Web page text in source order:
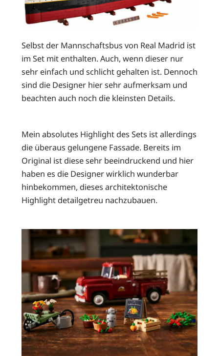
Selbst der Mannschaftsbus von Real Madrid ist
im Set mit enthalten. Auch, wenn dieser nur
sehr einfach und schlicht gehalten ist. Dennoch
sind die Designer hier sehr aufmerksam und
beachten auch noch die kleinsten Details.
Mein absolutes Highlight des Sets ist allerdings
die überaus gelungene Fassade. Bereits im
Original ist diese sehr beeindruckend und hier
haben es die Designer wirklich wunderbar
hinbekommen, dieses architektonische
Highlight detailgetreu nachzubauen.